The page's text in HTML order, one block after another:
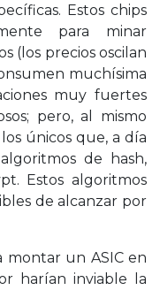
Estos chips
para minar
(los precios oscilan
muchísima
muy fuertes
pero, al mismo
únicos que, a día
de hash,
Estos algoritmos
de alcanzar por
un ASIC en
harían inviable la